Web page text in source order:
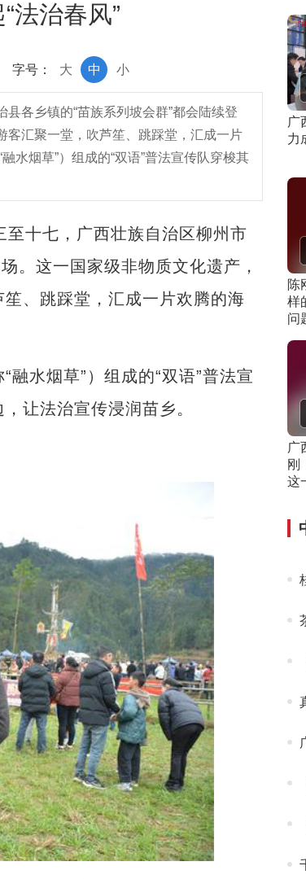
法治春风”
字号： 小
中
大
各乡镇的“苗族系列坡会群”都会陆续登
客汇聚一堂，吹芦笙、跳踩堂，汇成一片
烟草”）组成的“双语”普法宣传队穿梭其
十七，广西壮族自治区柳州市
。这一国家级非物质文化遗产，
、跳踩堂，汇成一片欢腾的海
水烟草”）组成的“双语”普法宣
让法治宣传浸润苗乡。
广
力
陈
样
问
广
刚
这